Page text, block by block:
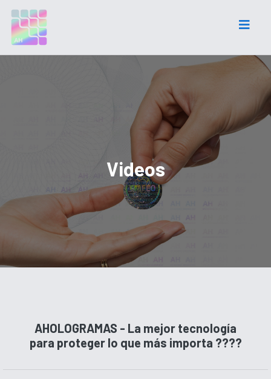
Videos
AHOLOGRAMAS - La mejor tecnología
para proteger lo que más importa ????